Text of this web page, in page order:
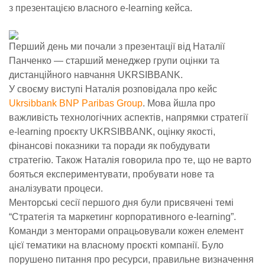
з презентацією власного e-learning кейса.
Перший день ми почали з презентації від Наталії
Панченко — старший менеджер групи оцінки та
дистанційного навчання UKRSIBBANK.
У своєму виступі Наталія розповідала про кейс
Ukrsibbank BNP Paribas Group. Мова йшла про
важливість технологічних аспектів, напрямки стратегії
e-learning проєкту UKRSIBBANK, оцінку якості,
фінансові показники та поради як побудувати
стратегію. Також Наталія говорила про те, що не варто
бояться експериментувати, пробувати нове та
аналізувати процеси.
Менторські сесії першого дня були присвячені темі
“Стратегія та маркетинг корпоративного e-learning”.
Команди з менторами опрацьовували кожен елемент
цієї тематики на власному проєкті компанії. Було
порушено питання про ресурси, правильне визначення